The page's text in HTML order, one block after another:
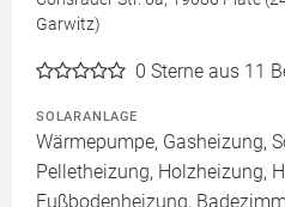
Garwitz)
0 Sterne aus 11
SOLARANLAGE
Wärmepumpe, Gasheizung,
Pelletheizung, Holzheizung,
Fußbodenheizung,